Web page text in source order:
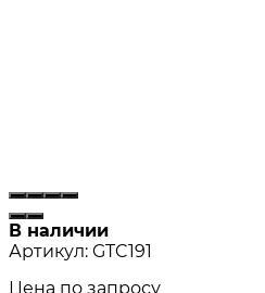
В наличии
Артикул: GTC191
Цена по запросу